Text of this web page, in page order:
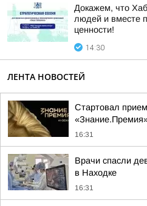
Докажем, что
людей и вместе
ценности!
14:30
ЛЕНТА НОВОСТЕЙ
Стартовал
16:31
Врачи спасли
в Находке
16:31